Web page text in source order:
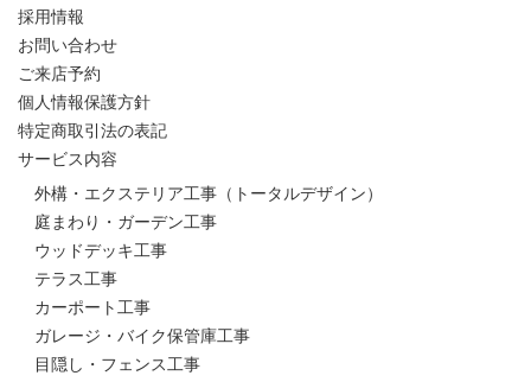
採用情報
お問い合わせ
ご来店予約
個人情報保護方針
特定商取引法の表記
サービス内容
外構・エクステリア工事（トータルデザイン）
庭まわり・ガーデン工事
ウッドデッキ工事
テラス工事
カーポート工事
ガレージ・バイク保管庫工事
目隠し・フェンス工事